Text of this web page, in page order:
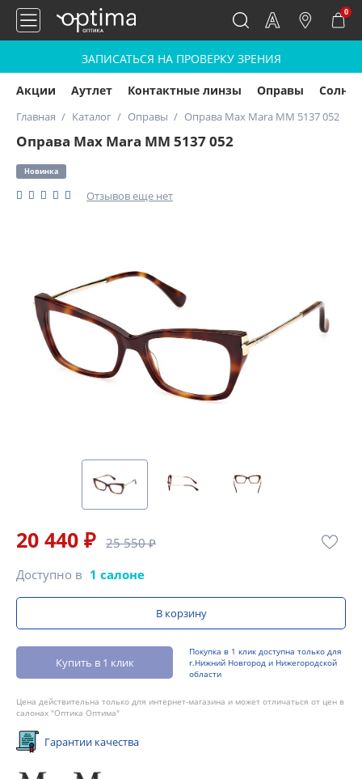
0
ЗАПИСАТЬСЯ НА ПРОВЕРКУ ЗРЕНИЯ
Акции Аутлет Контактные линзы Оправы
Главная Каталог Оправы Оправа Max Mara MM 5137 052
Оправа Max Mara MM 5137 052
Новинка
Отзывов еще нет
20 440 ₽ 25 550 ₽
Доступно в 1 салоне
В корзину
Купить в 1 клик
Покупка в 1 клик доступна только для
г.Нижний Новгород и Нижегородской
области
Цена действительна только для интернет-магазина и может отличаться от цен в
салонах "Оптика Оптима"
Гарантии качества